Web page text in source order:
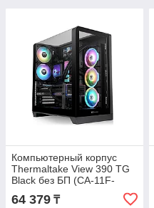
Компьютерный корпус
Thermaltake View 390 TG
Black без БП (CA-11F-
00M1WN-01)
64 379 ₸